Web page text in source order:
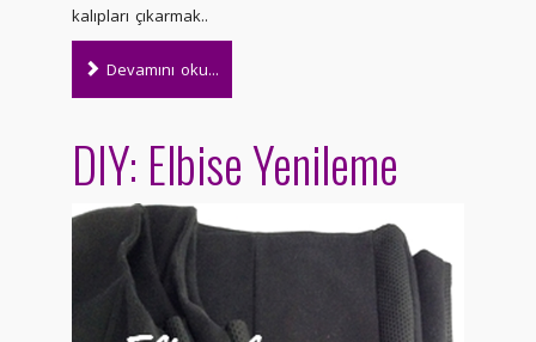
kalıpları çıkarmak..
Devamını oku...
DIY: Elbise Yenileme